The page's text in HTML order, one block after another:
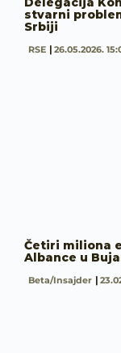
stvarni
Srbiji
RSE 26.05.2026.
Četiri miliona
Albance u
Beta/Insajder